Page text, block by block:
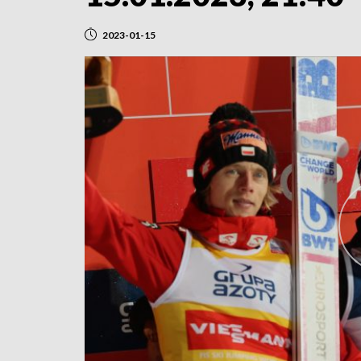
2023-01-15